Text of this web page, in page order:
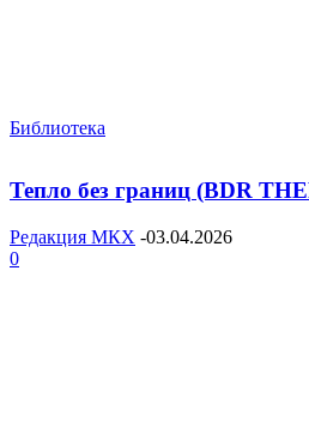
Библиотека
Тепло без границ (BDR
Редакция МКХ -03.04.2026
0